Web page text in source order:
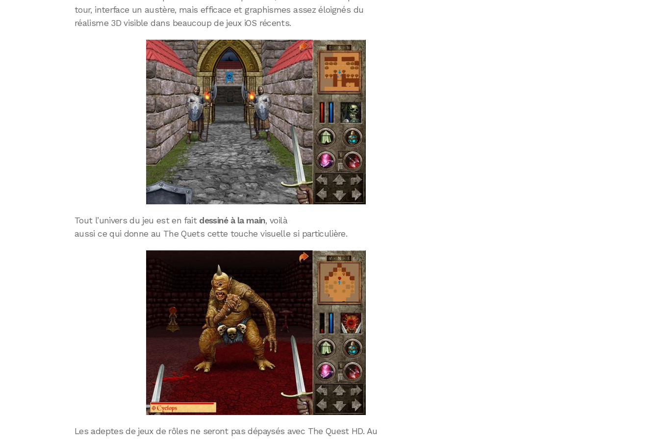
tour, interface un austère, mais efficace et graphismes assez éloignés du
réalisme 3D visible dans beaucoup de jeux iOS récents.
Tout l’univers du jeu est en fait dessiné à la main, voilà
aussi ce qui donne au The Quets cette touche visuelle si particulière.
Les adeptes de jeux de rôles ne seront pas dépaysés avec The Quest HD. Au